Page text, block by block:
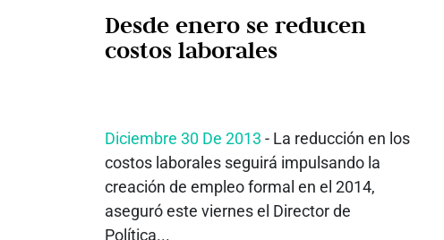
Desde enero se reducen
costos laborales
Diciembre 30 De 2013 - La reducción en los
costos laborales seguirá impulsando la
creación de empleo formal en el 2014,
aseguró este viernes el Director de
Política...